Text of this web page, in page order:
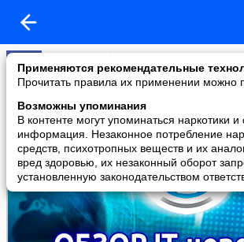
Применяются рекомендательные
Прочитать правила их применении можно
Возможны упоминания
В контенте могут упоминаться наркотики
информация. Незаконное потребление
средств, психотропных веществ и их
вред здоровью, их незаконный оборот
установленную законодательством
SEOlit publish
added a photo
15 Feb в 14:00